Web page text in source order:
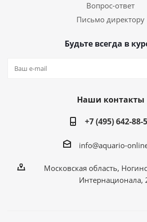
Вопрос-ответ
Письмо директору
Будьте всегда в
Наши контакты
+7 (495) 642-88-
info@aquario-
Московская область,
Интернационала,